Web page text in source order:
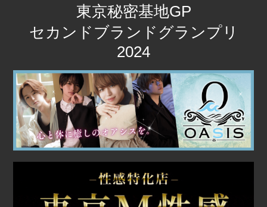
東京秘密基地GP
セカンドブランドグランプリ
2024